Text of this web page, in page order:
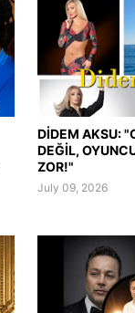
DİDEM AKSU:
DEĞİL,
ZOR!"
July 09, 2026